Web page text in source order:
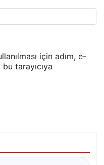
için adım, e-
tarayıcıya